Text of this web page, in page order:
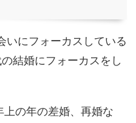
いにフォーカスしている
結婚にフォーカスをし
の年の差婚、再婚な